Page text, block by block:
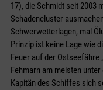
17), die Schmidt seit 2003
Schadencluster
Schwerwetterlagen, mal
Prinzip ist keine Lage wie
Feuer auf der Ostseefähre
Fehmarn am meisten
Kapitän des Schiffes sich